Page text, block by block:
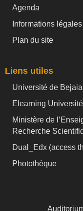
Agenda
Informations légales
Plan du site
Liens utiles
Université de Bejaia
Elearning
Ministère de
Recherche
Dual_Edx (access
Photothèque